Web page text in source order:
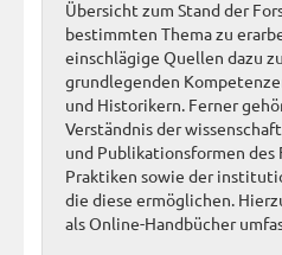
Übersicht zum Stand der
bestimmten Thema zu
einschlägige Quellen dazu
grundlegenden
und Historikern. Ferner
Verständnis der
und Publikationsformen des
Praktiken sowie der
die diese ermöglichen.
als Online-Handbücher